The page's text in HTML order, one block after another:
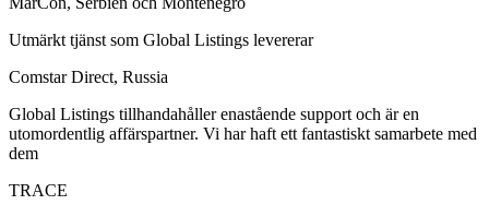
Utmärkt tjänst som Global Listings levererar
Comstar Direct, Russia
Global Listings tillhandahåller enastående support och är en
utomordentlig affärspartner. Vi har haft ett fantastiskt samarbete med
dem
TRACE